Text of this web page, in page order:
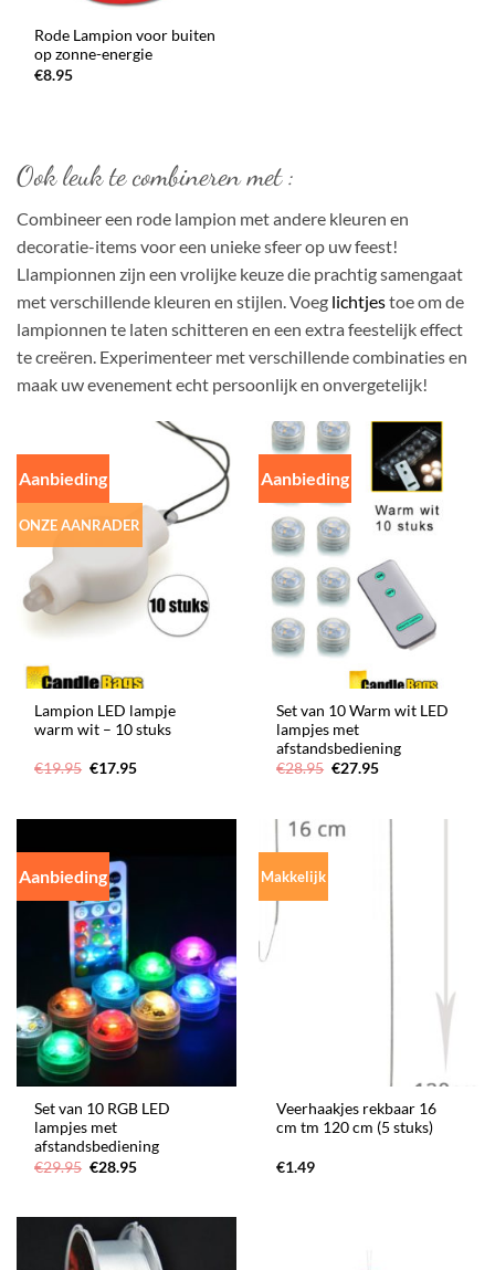
Rode Lampion voor buiten
op zonne-energie
€8.95
Ook leuk te combineren met :
Combineer een rode lampion met andere kleuren en
decoratie-items voor een unieke sfeer op uw feest!
Llampionnen zijn een vrolijke keuze die prachtig samengaat
met verschillende kleuren en stijlen. Voeg lichtjestoe om de
lampionnen te laten schitteren en een extra feestelijk effect
te creëren. Experimenteer met verschillende combinaties en
maak uw evenement echt persoonlijk en onvergetelijk!
Aanbieding
ONZE AANRADER
Lampion LED lampje
warm wit – 10 stuks
€19.95 Oorspronkelijke
€17.95Huidige
Aanbieding
Set van 10 Warm wit LED
lampjes met
afstandsbediening
€28.95 Oorspronkelijke
€27.95Huidige
Aanbieding
Set van 10 RGB LED
lampjes met
afstandsbediening
€29.95 Oorspronkelijke
€28.95Huidige
Makkelijk
Veerhaakjes rekbaar 16
cm tm 120 cm (5 stuks)
€1.49